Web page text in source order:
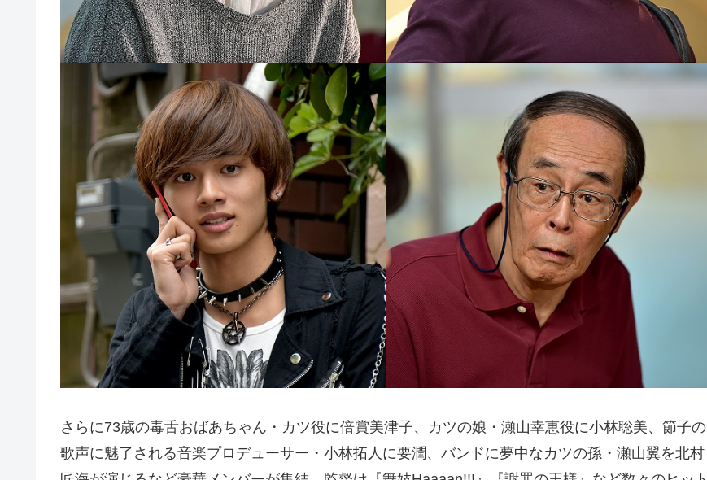
さらに73歳の毒舌おばあちゃん・カツ役に倍賞美津子、カツの娘・瀬山幸恵役に小林聡美、節子の
歌声に魅了される音楽プロデューサー・小林拓人に要潤、バンドに夢中なカツの孫・瀬山翼を北村